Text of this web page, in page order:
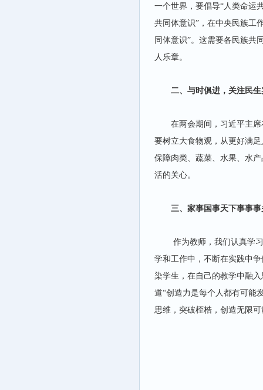
一个世界，要倡导“人类命运
共同体意识”，在中央民族工
同体意识”。这需要各民族共
人乐章。
二、与时俱进，关注民生
在两会期间，习近平主
要树立大食物观，从更好满
保障肉类、蔬菜、水果、水
活的关心。
三、家事国事天下事事
作为教师，我们认真学
学和工作中，不断在实践中
染学生，在自己的教学中融
道“创造力是每个人都有可能
思维，突破桎梏，创造无限可